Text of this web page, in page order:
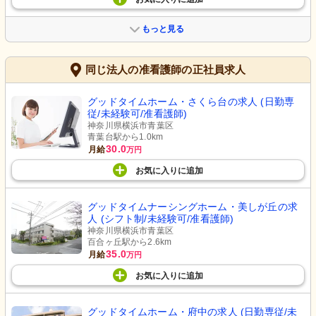
もっと見る
同じ法人の准看護師の正社員求人
グッドタイムホーム・さくら台の求人 (日勤専
従/未経験可/准看護師)
神奈川県横浜市青葉区
青葉台駅から1.0km
月給30.0万円
お気に入り に追加
グッドタイムナーシングホーム・美しが丘の求
人 (シフト制/未経験可/准看護師)
神奈川県横浜市青葉区
百合ヶ丘駅から2.6km
月給35.0万円
お気に入り に追加
グッドタイムホーム・府中の求人 (日勤専従/未